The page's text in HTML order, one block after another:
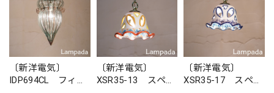
〔新洋電気〕
IDP694CL フィリ
〔新洋電気〕
XSR35-13 スペイ
〔新洋電気〕
XSR35-17 スペイ